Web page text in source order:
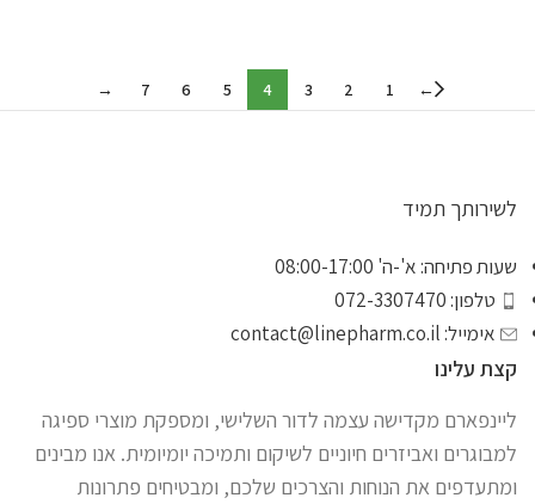
←
1
2
3
4
5
6
7
→
לשירותך תמיד
שעות פתיחה: א'-ה' 08:00-17:00
טלפון: 072-3307470
אימייל:contact@linepharm.co.il
קצת עלינו
ליינפארם מקדישה עצמה לדור השלישי, ומספקת מוצרי ספיגה
למבוגרים ואביזרים חיוניים לשיקום ותמיכה יומיומית. אנו מבינים
ומתעדפים את הנוחות והצרכים שלכם, ומבטיחים פתרונות